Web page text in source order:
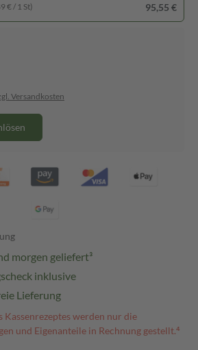
€ / 1 St) 95,55 €
Versandkosten
morgen geliefert³
inklusive
Lieferung
Kassenrezeptes werden nur die
und Eigenanteile in Rechnung gestellt.⁴